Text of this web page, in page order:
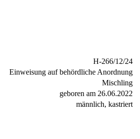
H-266/12/24
Einweisung auf behördliche Anordnung
Mischling
geboren am 26.06.2022
männlich, kastriert